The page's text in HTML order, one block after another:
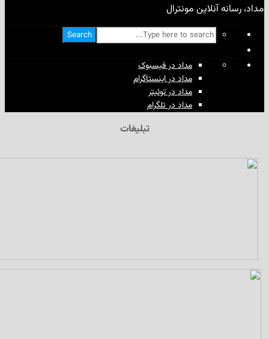
مونترال
Search
مداد در فیسبوک
مداد در اینستاگرام
مداد در توئیتر
مداد در تلگرام